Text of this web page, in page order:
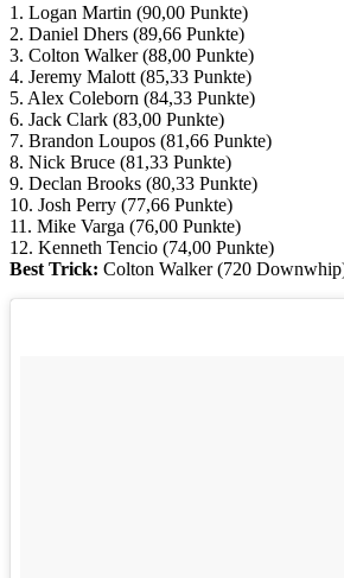
1. Logan Martin (90,00 Punkte)
2. Daniel Dhers (89,66 Punkte)
3. Colton Walker (88,00 Punkte)
4. Jeremy Malott (85,33 Punkte)
5. Alex Coleborn (84,33 Punkte)
6. Jack Clark (83,00 Punkte)
7. Brandon Loupos (81,66 Punkte)
8. Nick Bruce (81,33 Punkte)
9. Declan Brooks (80,33 Punkte)
10. Josh Perry (77,66 Punkte)
11. Mike Varga (76,00 Punkte)
12. Kenneth Tencio (74,00 Punkte)
Best Trick: Colton Walker (720